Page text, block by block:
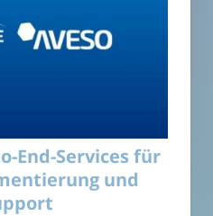
End-Services für
und